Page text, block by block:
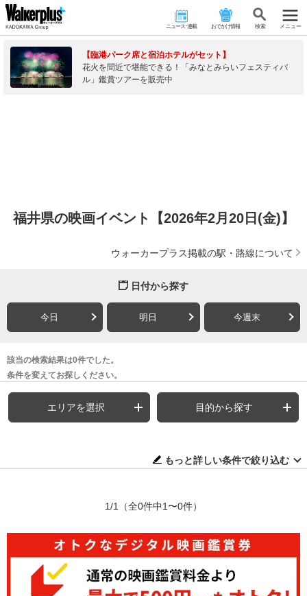
ニュース･連載 おでかけ情報 検 索 メニュー
【臨港パーク席と宿泊ホテルがセット】
花火を間近で堪能できる！「みなとみらいフェスティバ
ル」鑑賞ツアーを販売中
福井県の映画イベント【2026年2月20日(金)】
ウォーカープラス掲載の駅・路線について
日付から探す
今日 明日 今週末
該当の検索結果は0件でした。
条件を変えてお探しください。
エリアを選択 目的から探す
もっと詳しい条件で絞り込む
1/1 （全0件中1〜0件）